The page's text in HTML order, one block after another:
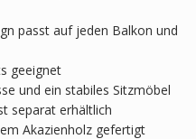
passt auf jeden Balkon und
geeignet
und ein stabiles Sitzmöbel
separat erhältlich
Akazienholz gefertigt